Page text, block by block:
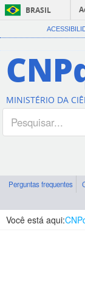
BRASIL
MINISTÉRIO DA
Perguntas frequentes
Você está aqui: